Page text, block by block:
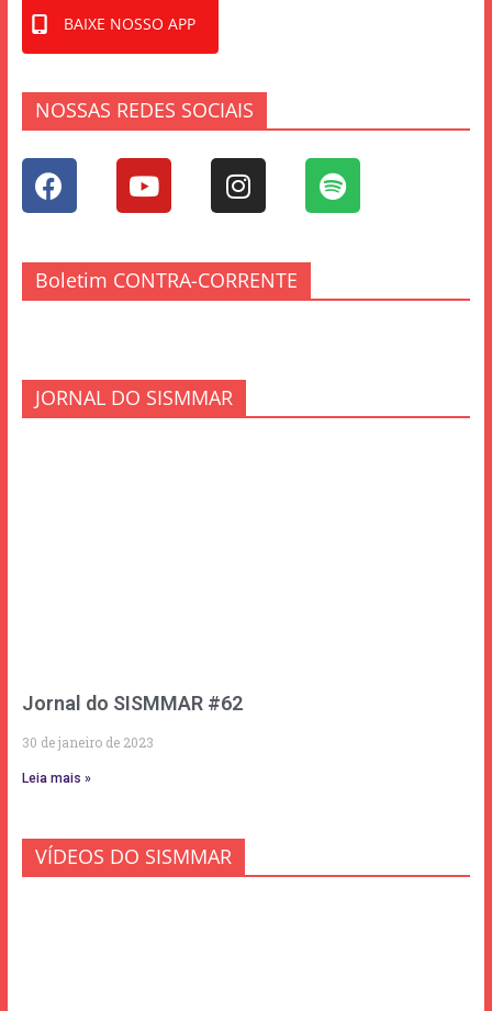
BAIXE NOSSO APP
NOSSAS REDES SOCIAIS
Boletim CONTRA-CORRENTE
JORNAL DO SISMMAR
Jornal do SISMMAR #62
30 de janeiro de 2023
Leia mais »
VÍDEOS DO SISMMAR